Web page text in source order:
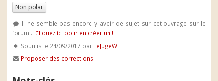
Non polar
Il ne semble pas encore y avoir de sujet sur cet ouvrage sur le
forum... Cliquez ici pour en créer un !
Soumis le 24/09/2017 par LeJugeW
Proposer des corrections